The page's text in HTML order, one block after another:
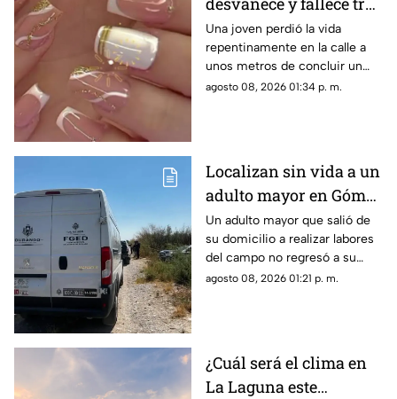
ponerse uñas en
Coahuila
Una joven perdió la vida
repentinamente en la calle a
unos metros de concluir un
servicio de uñas. Autoridades
agosto 08, 2026 01:34 p. m.
Localizan sin vida a un
adulto mayor en Gómez
Palacio; habría sufrido
un infarto
Un adulto mayor que salió de
su domicilio a realizar labores
del campo no regresó a su
hogar. Tras ser buscado por su
agosto 08, 2026 01:21 p. m.
¿Cuál será el clima en
La Laguna este